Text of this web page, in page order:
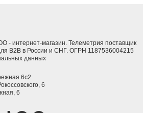
- интернет-магазин. Телеметрия поставщик
B2B в России и СНГ. ОГРН 1187536004215
данных
6с2
6
6